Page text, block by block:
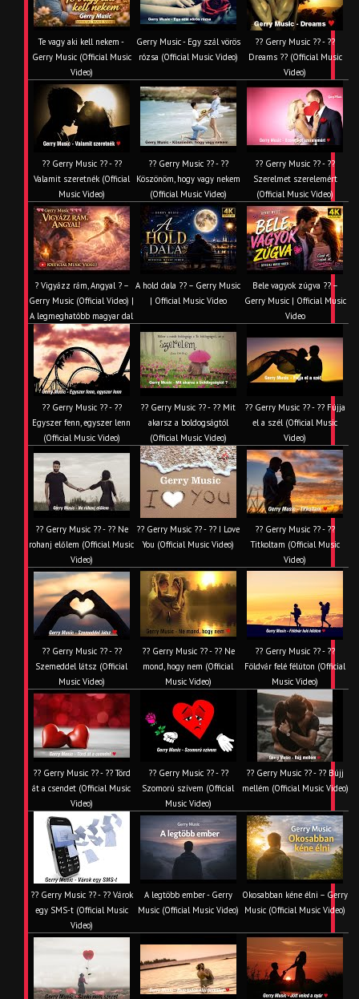
Te vagy aki kell nekem -
Gerry Music (Official Music
Video)
Gerry Music - Egy szál vörös
rózsa (Official Music Video)
?? Gerry Music ?? - ??
Dreams ?? (Official Music
Video)
?? Gerry Music ?? - ??
Valamit szeretnék (Official
Music Video)
?? Gerry Music ?? - ??
Köszönöm, hogy vagy nekem
(Official Music Video)
?? Gerry Music ?? - ??
Szerelmet szerelemért
(Official Music Video)
? Vigyázz rám, Angyal ? –
Gerry Music (Official Video) |
A legmeghatóbb magyar dal
A hold dala ?? – Gerry Music
| Official Music Video
Bele vagyok zúgva ?? –
Gerry Music | Official Music
Video
?? Gerry Music ?? - ??
Egyszer fenn, egyszer lenn
(Official Music Video)
?? Gerry Music ?? - ?? Mit
akarsz a boldogságtól
(Official Music Video)
?? Gerry Music ?? - ?? Fújja
el a szél (Official Music
Video)
?? Gerry Music ?? - ?? Ne
rohanj előlem (Official Music
Video)
?? Gerry Music ?? - ?? I Love
You (Official Music Video)
?? Gerry Music ?? - ??
Titkoltam (Official Music
Video)
?? Gerry Music ?? - ??
Szemeddel látsz (Official
Music Video)
?? Gerry Music ?? - ?? Ne
mond, hogy nem (Official
Music Video)
?? Gerry Music ?? - ??
Földvár felé félúton (Official
Music Video)
?? Gerry Music ?? - ?? Törd
át a csendet (Official Music
Video)
?? Gerry Music ?? - ??
Szomorú szívem (Official
Music Video)
?? Gerry Music ?? - ?? Bújj
mellém (Official Music Video)
?? Gerry Music ?? - ?? Várok
egy SMS-t (Official Music
Video)
A legtöbb ember - Gerry
Music (Official Music Video)
Okosabban kéne élni – Gerry
Music (Official Music Video)